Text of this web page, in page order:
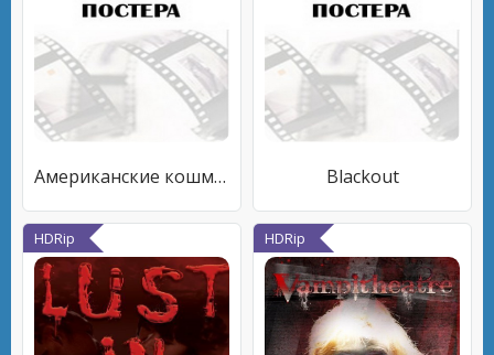
Американские кошмары Blackout
HDRip HDRip